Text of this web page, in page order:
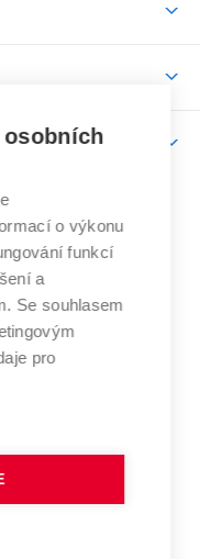
učení
technické
Brně
osobních
o výkonu
funkcí
a
Se souhlasem
pro